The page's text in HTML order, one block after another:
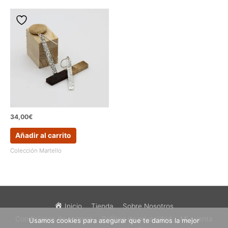
34,00€
Añadir al carrito
Colección Martello
Inicio Tienda
Sobre Nosotros
Condiciones de compra
Política de privacidad
Mi cuenta
Usamos cookies para asegurar que te damos la mejor